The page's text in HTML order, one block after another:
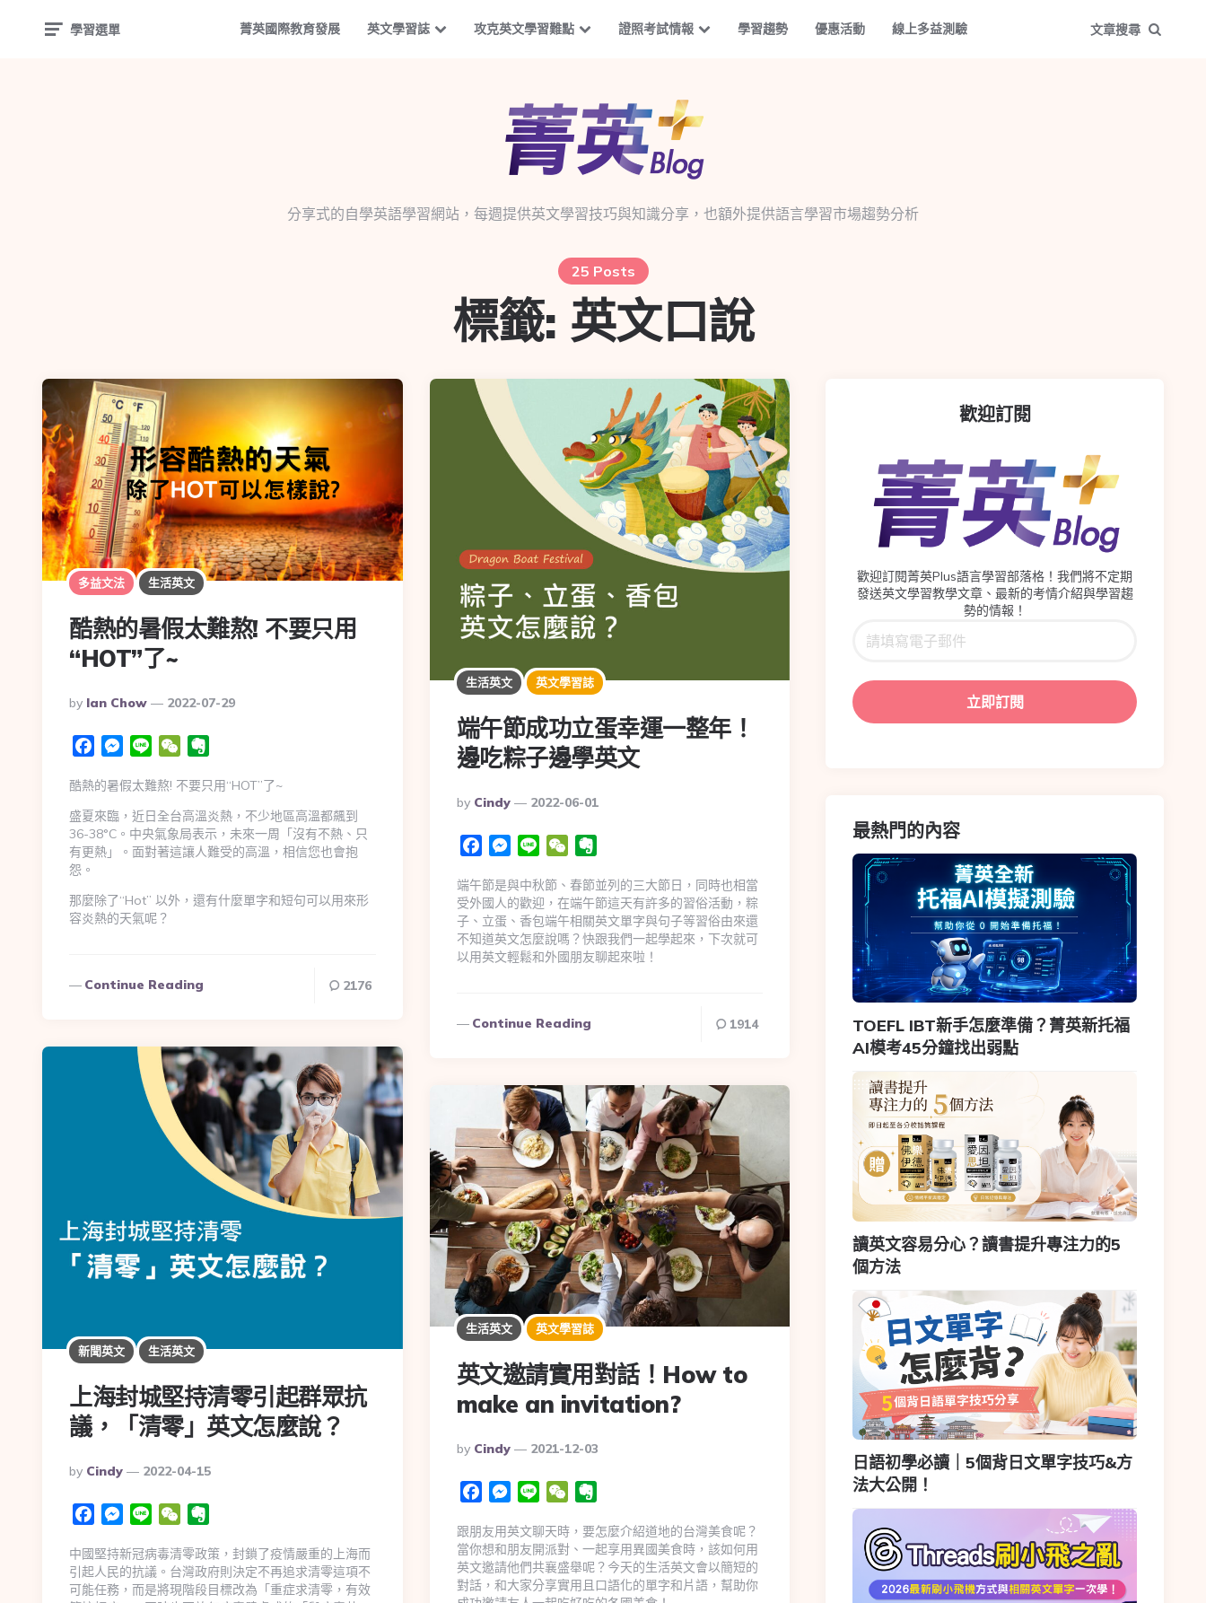
學習選單 菁英國際教育發展 英文學習誌 攻克英文學習難點 證照考試情報 學習趨勢 優惠活動 線上多益測驗 文章搜尋
分享式的自學英語學習網站，每週提供英文學習技巧與知識分享，也額外提供語言學習市場趨勢分析
25 Posts
標籤: 英文口說
多益文法 生活英文
酷熱的暑假太難熬! 不要只用
“HOT”了~
By Ian Chow 2022-07-29
FacebookMessenger
Line WeChat
酷熱的暑假太難熬! 不要只用“HOT”了~
盛夏來臨，近日全台高溫炎熱，不少地區高溫都飆到
36-38°C。中央氣象局表示，未來一周「沒有不熱、只
有更熱」。面對著這讓人難受的高溫，相信您也會抱
怨。
那麼除了“Hot” 以外，還有什麼單字和短句可以用來形
容炎熱的天氣呢？
Continue Reading 2176
生活英文 英文學習誌
端午節成功立蛋幸運一整年！
邊吃粽子邊學英文
By Cindy 2022-06-01
FacebookMessenger
Line WeChat
端午節是與中秋節、春節並列的三大節日，同時也相當
受外國人的歡迎，在端午節這天有許多的習俗活動，粽
子、立蛋、香包端午相關英文單字與句子等習俗由來還
不知道英文怎麼說嗎？快跟我們一起學起來，下次就可
以用英文輕鬆和外國朋友聊起來啦！
Continue Reading 1914
新聞英文 生活英文
上海封城堅持清零引起群眾抗
議，「清零」英文怎麼說？
By Cindy 2022-04-15
FacebookMessenger
Line WeChat
中國堅持新冠病毒清零政策，封鎖了疫情嚴重的上海而
引起人民的抗議。台灣政府則決定不再追求清零這項不
可能任務，而是將現階段目標改為「重症求清零，有效
生活英文 英文學習誌
英文邀請實用對話！How to
make an invitation?
By Cindy 2021-12-03
FacebookMessenger
Line WeChat
跟朋友用英文聊天時，要怎麼介紹道地的台灣美食呢？
當你想和朋友開派對、一起享用異國美食時，該如何用
英文邀請他們共襄盛舉呢？今天的生活英文會以簡短的
對話，和大家分享實用且口語化的單字和片語，幫助你
歡迎訂閱
歡迎訂閱菁英Plus語言學習部落格！我們將不定期
發送英文學習教學文章、最新的考情介紹與學習趨
勢的情報！
最熱門的內容
TOEFL IBT新手怎麼準備？菁英新托福
AI模考45分鐘找出弱點
讀英文容易分心？讀書提升專注力的5
個方法
日語初學必讀｜5個背日文單字技巧&方
法大公開！